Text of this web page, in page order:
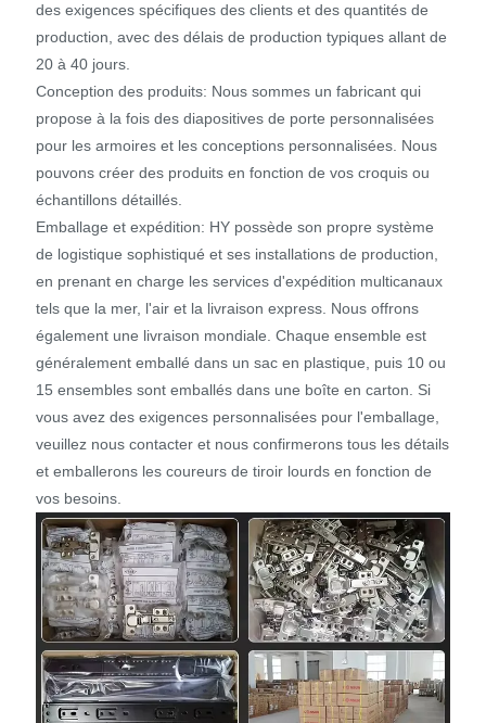
des exigences spécifiques des clients et des quantités de
production, avec des délais de production typiques allant de
20 à 40 jours.
Conception des produits: Nous sommes un fabricant qui
propose à la fois des diapositives de porte personnalisées
pour les armoires et les conceptions personnalisées. Nous
pouvons créer des produits en fonction de vos croquis ou
échantillons détaillés.
Emballage et expédition: HY possède son propre système
de logistique sophistiqué et ses installations de production,
en prenant en charge les services d'expédition multicanaux
tels que la mer, l'air et la livraison express. Nous offrons
également une livraison mondiale. Chaque ensemble est
généralement emballé dans un sac en plastique, puis 10 ou
15 ensembles sont emballés dans une boîte en carton. Si
vous avez des exigences personnalisées pour l'emballage,
veuillez nous contacter et nous confirmerons tous les détails
et emballerons les coureurs de tiroir lourds en fonction de
vos besoins.